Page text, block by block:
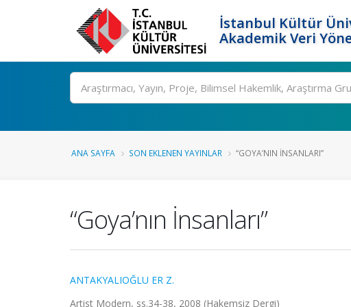
İstanbul Kültür
Akademik Veri
Ara
ANA SAYFA SON EKLENEN YAYINLAR “GOYA’NIN İNSANLARI”
“Goya’nın İnsanları”
ANTAKYALIOĞLU ER Z.
Artist Modern, ss.34-38, 2008 (Hakemsiz Dergi)